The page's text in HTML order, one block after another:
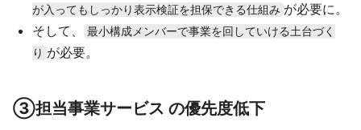
が入ってもしっかり表示検証を担保できる仕組み が必要に。
そして、
最小構成メンバーで事業を回していける土台づく
り が必要。
③担当事業サービス の優先度低下